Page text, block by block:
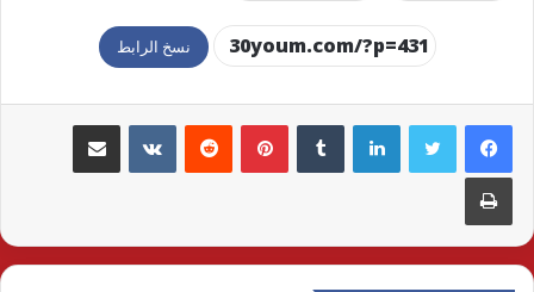
نسخ الرابط
لينكدإن بينتيريست مشاركة عبر البريد
طباعة